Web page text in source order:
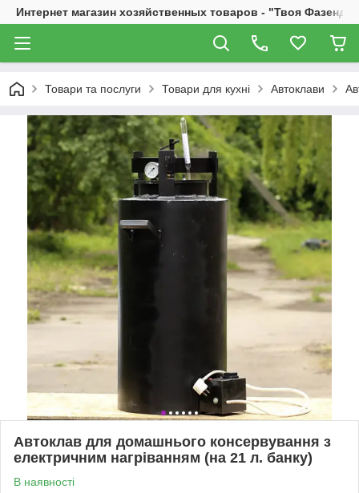
Интернет магазин хозяйственных товаров - "Твоя
Товари та послуги Товари для кухні Автоклави
Автоклав для домашнього консервування з
електричним нагріванням (на 21 л. банку)
В наявності